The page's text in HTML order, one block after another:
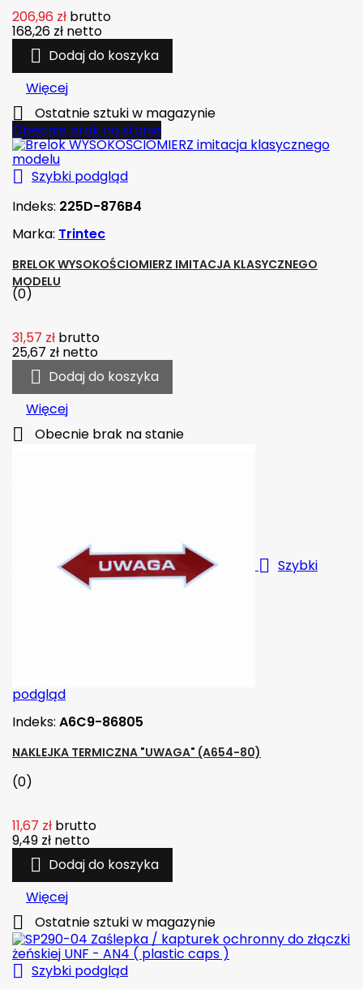
206,96 zł brutto
168,26 zł netto
 Dodaj do koszyka
Więcej

Ostatnie sztuki w magazynie
Obecnie brak na stanie
 Szybki podgląd
Indeks: 225D-876B4
Marka: Trintec
BRELOK WYSOKOŚCIOMIERZ IMITACJA KLASYCZNEGO
MODELU
(0)
31,57 zł brutto
25,67 zł netto
 Dodaj do koszyka
Więcej
 Obecnie brak na stanie
 Szybki
podgląd
Indeks: A6C9-86805
NAKLEJKA TERMICZNA "UWAGA" (A654-80)
(0)
11,67 zł brutto
9,49 zł netto
 Dodaj do koszyka
Więcej
 Ostatnie sztuki w magazynie
 Szybki podgląd